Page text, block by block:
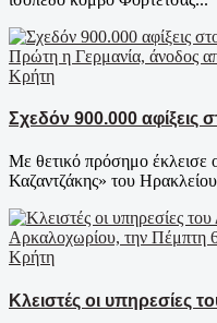
Κρήτη
Σχεδόν 900.000 αφίξεις
Με θετικό πρόσημο έκλεισε
Καζαντζάκης» του
Κρήτη
Κλειστές οι υπηρεσίες